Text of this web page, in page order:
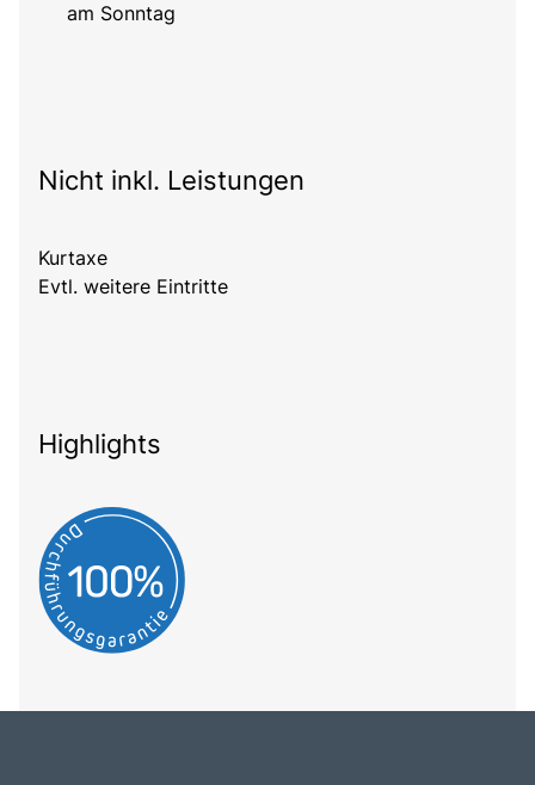
am Sonntag
Nicht inkl. Leistungen
Kurtaxe
Evtl. weitere Eintritte
Highlights